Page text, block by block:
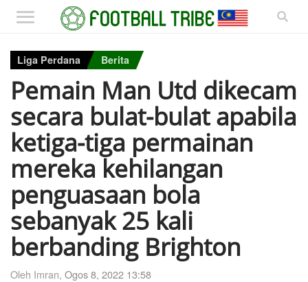
Liga Perdana Berita
Pemain Man Utd dikecam
secara bulat-bulat apabila
ketiga-tiga permainan
mereka kehilangan
penguasaan bola
sebanyak 25 kali
berbanding Brighton
Oleh Imran, Ogos 8, 2022 13:58